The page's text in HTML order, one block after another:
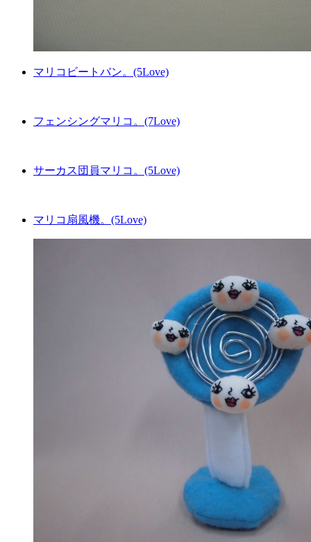
マリコビートバン。(5Love)
フェンシングマリコ。(7Love)
サーカス団員マリコ。(5Love)
マリコ扇風機。(5Love)